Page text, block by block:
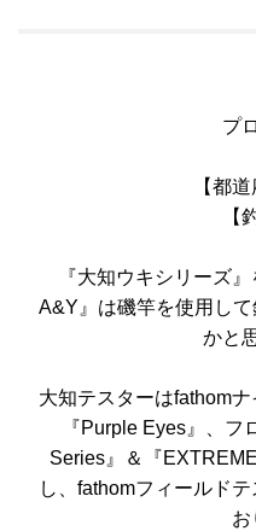
プ
【都
【
『大知ウキシリーズ
A&Y』は磯竿を使用し
かと
大知テスターはfathom
『Purple Eyes』、
Series』＆『
し、fathomフィールド
お